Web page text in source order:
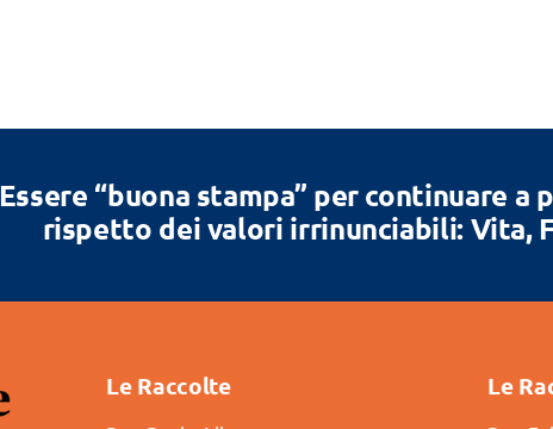
Essere “buona stampa” per continuare
rispetto dei valori irrinunciabili: Vita,
Le Raccolte Le